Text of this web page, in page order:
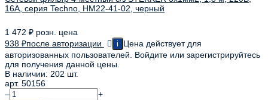
16А, серия Techno, HM22-41-02, черный
1 472 ₽ розн. цена
938 ₽после авторизации i
Цена действует для
авторизованных пользователей. Войдите или зарегистрируйтесь
для получения данной цены.
В наличии: 202 шт.
арт. 50156
–
+